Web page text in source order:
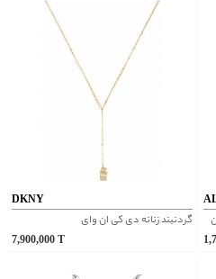
DKNY
گردنبند زنانه دی کی ان وای
7,900,000